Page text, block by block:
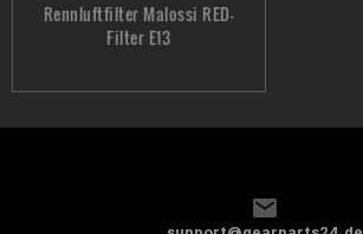
Rennluftfilter Malossi RED-
Filter E13